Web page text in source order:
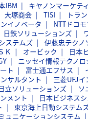
IBM
キヤノンマーケテ
大塚商会 TISI
トラ
イノベータ
NTTドコ
日鉄ソリューションズ
ステムズ
伊藤忠テクノ
Ｋ オービック
日本
ニッセイ情報テクノロ
ト
富士通エフサス
サルタント
三菱UFJイ
立ソリューションズ
ソ
メント
日本ビジネス
東京海上日動システム
ュニケーションシステム